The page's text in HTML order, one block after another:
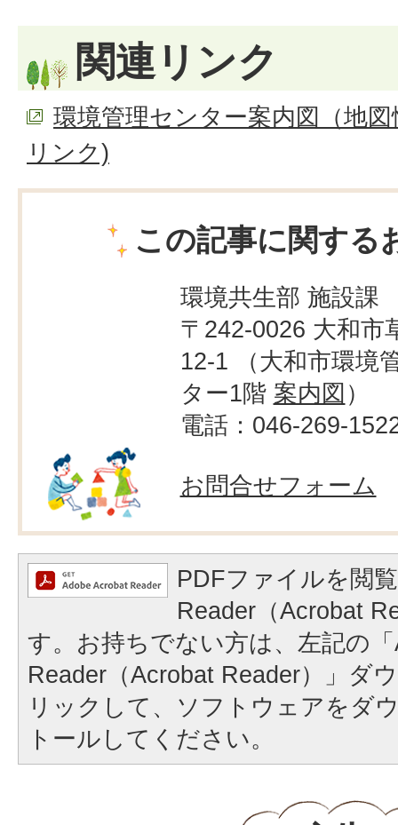
関連リンク
環境管理センター案内図（地
リンク)
この記事に関する
環境共生部 施設課
〒242-0026 大和市
12-1 （大和市環境
ター1階 案内図 ）
電話：046-269-
お問合せフォーム
PDFファイルを閲
Reader（Acrobat
す。お持ちでない方は、左記の
Reader（Acrobat Reader）」ダ
リックして、ソフトウェアをダ
トールしてください。